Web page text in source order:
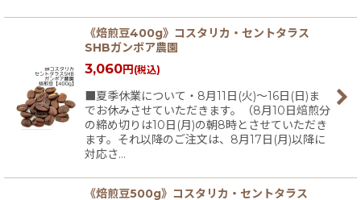
《焙煎豆400g》コスタリカ・セントタラス
SHBガンボア農園
3,060円(税込)
■夏季休業について・8月11日(火)〜16日(日)ま
でお休みさせていただきます。（8月10日焙煎分
の締め切りは10日(月)の朝8時とさせていただき
ます。それ以降のご注文は、8月17日(月)以降に
対応さ…
《焙煎豆500g》コスタリカ・セントタラス